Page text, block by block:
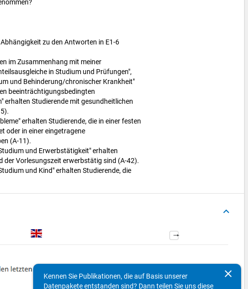
zu den Antworten in E1-6
im Zusammenhang mit meiner
in Studium und Prüfungen",
und Behinderung/chronischer Krankheit"
beeinträchtigungsbedingten
erhalten Studierende mit gesundheitlichen
erhalten Studierende, die in einer festen
oder in einer eingetragene
(A-11).
und Erwerbstätigkeit" erhalten
der Vorlesungszeit erwerbstätig sind (A-42).
und Kind" erhalten Studierende, die
keyboard_arrow_up
clear
Kennen Sie Publikationen, die auf Basis unserer
Datenpakete entstanden sind? Dann teilen Sie uns diese